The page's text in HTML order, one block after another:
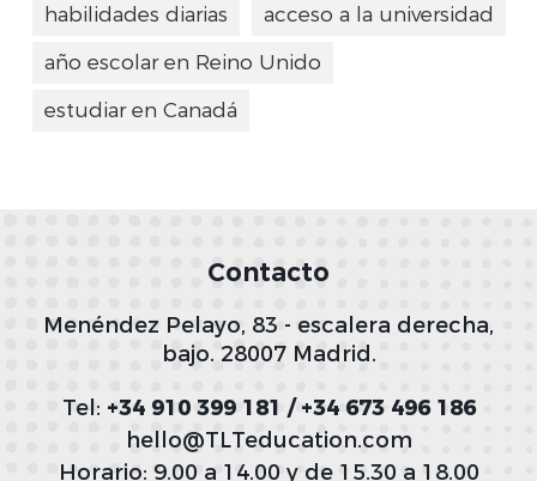
habilidades diarias
acceso a la universidad
año escolar en Reino Unido
estudiar en Canadá
Contacto
Menéndez Pelayo, 83 - escalera derecha,
bajo. 28007 Madrid.
Tel: +34 910 399 181 / +34 673 496 186
hello@TLTeducation.com
Horario: 9.00 a 14.00 y de 15.30 a 18.00